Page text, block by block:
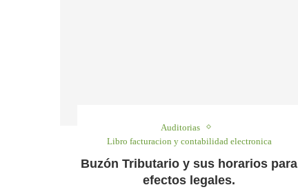
Auditorias
Libro facturacion y contabilidad electronica
Buzón Tributario y sus horarios para
efectos legales.